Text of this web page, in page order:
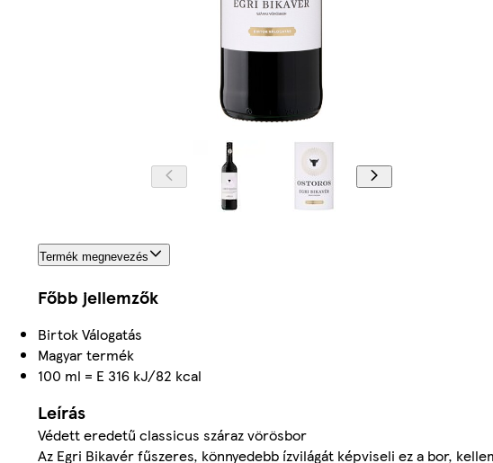
Termék megnevezés
Főbb jellemzők
Birtok Válogatás
Magyar termék
100 ml = E 316 kJ/82 kcal
Leírás
Védett eredetű classicus száraz vörösbor
Az Egri Bikavér fűszeres, könnyedebb ízvilágát képviseli ez a bor,